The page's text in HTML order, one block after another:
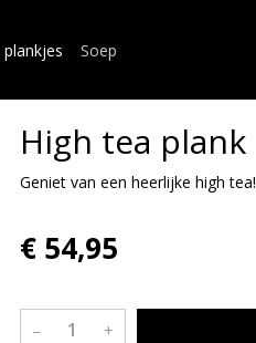
Soep
High tea plank
Geniet van een heerlijke high tea!
€ 54,95
– +